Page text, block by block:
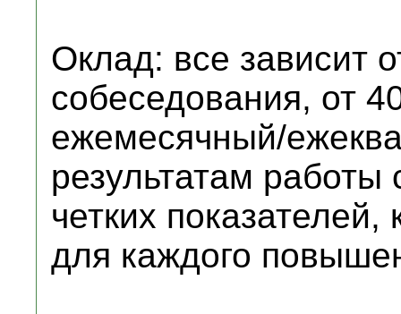
Оклад: все зависит
собеседования, от
ежемесячный/
результатам
четких
для каждого